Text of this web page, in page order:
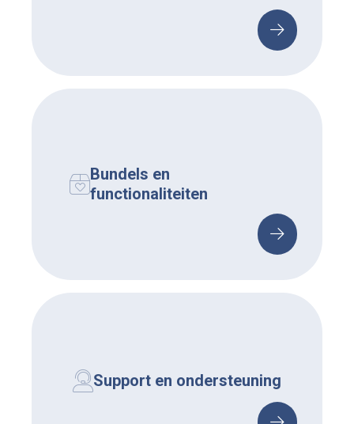
Bundels en
functionaliteiten
Support en ondersteuning